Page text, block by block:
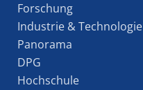
Forschung
Industrie & Technologie
Panorama
DPG
Hochschule